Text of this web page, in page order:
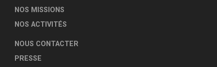
NOS MISSIONS
NOS ACTIVITÉS
NOUS CONTACTER
PRESSE